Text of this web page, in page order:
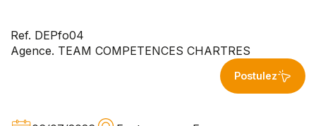
Ref. DEPfo04
Agence. TEAM COMPETENCES CHARTRES
Postulez